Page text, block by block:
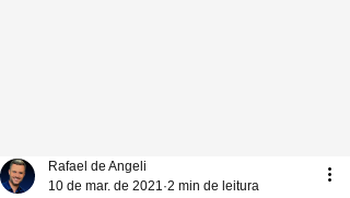
Rafael de Angeli
10 de mar. de 2021 2 min de leitura